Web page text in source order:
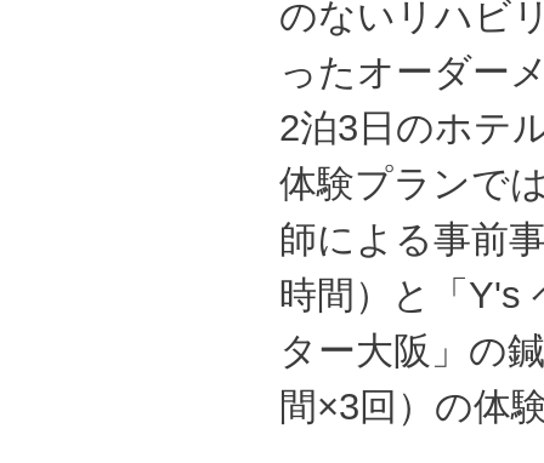
のないリハビ
ったオーダー
2泊3日のホテ
体験プランで
師による事前
時間）と「
ター大阪」の
間×3回）の体